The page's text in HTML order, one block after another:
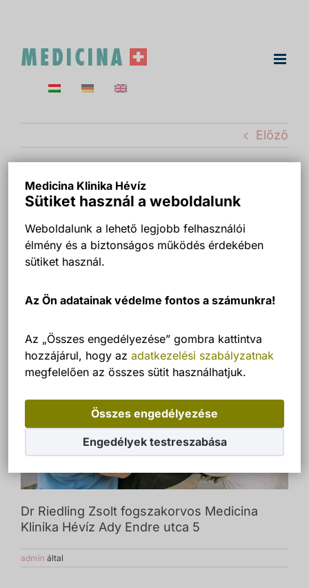
Medicina Klinika Hévíz
Sütiket használ a weboldalunk
Weboldalunk a lehető legjobb felhasználói
élmény és a biztonságos működés érdekében
sütiket használ.
Az Ön adatainak védelme fontos a számunkra!
Az „Összes engedélyezése” gombra kattintva
hozzájárul, hogy az adatkezelési szabályzatnak
megfelelően az összes sütit használhatjuk.
Összes engedélyezése
Engedélyek testreszabása
Előző
Dr. Riedling Zsolt
fogszakorvos –
Medicina Klinika Hévíz
Ady Endre utca 5
Dr Riedling Zsolt fogszakorvos Medicina
Klinika Hévíz Ady Endre utca 5
admin által